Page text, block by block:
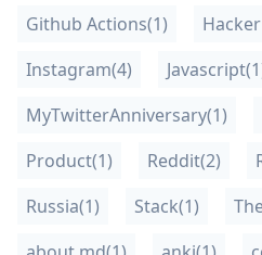
Github Actions(1)
Instagram(4) Javascript
MyTwitterAnniversary(1)
Product(1) Reddit(2)
Russia(1) Stack(1)